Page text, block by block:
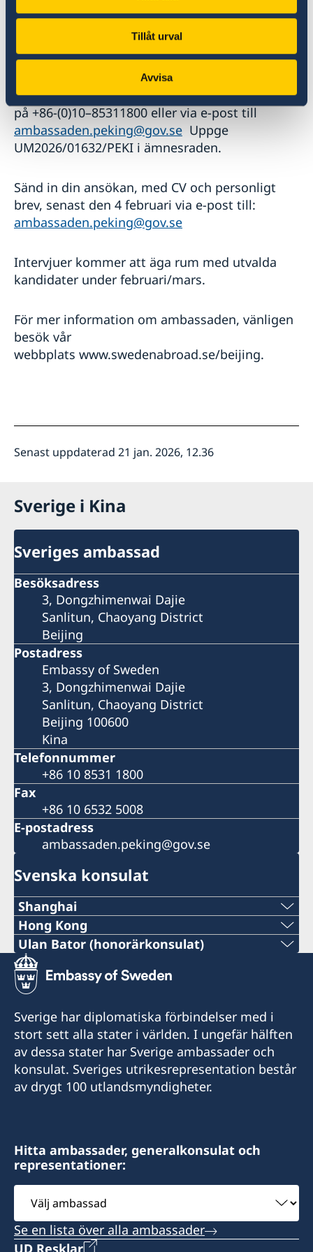
Tillåt urval
Avvisa
Din ansökan
För mer information om tjänsten, vänligen
kontakta Clara Eriksson, teamledare för
migrationssektionen, eller Pauline Hannouche
på +86-(0)10–85311800 eller via e-post till
ambassaden.peking@gov.se Uppge
UM2026/01632/PEKI i ämnesraden.
Sänd in din ansökan, med CV och personligt
brev, senast den 4 februari via e-post till:
ambassaden.peking@gov.se
Intervjuer kommer att äga rum med utvalda
kandidater under februari/mars.
För mer information om ambassaden, vänligen
besök vår
webbplats www.swedenabroad.se/beijing.
Senast uppdaterad 21 jan. 2026, 12.36
Sverige i Kina
Sveriges ambassad
Besöksadress
3, Dongzhimenwai Dajie
Sanlitun, Chaoyang District
Beijing
Postadress
Embassy of Sweden
3, Dongzhimenwai Dajie
Sanlitun, Chaoyang District
Beijing 100600
Kina
Telefonnummer
+86 10 8531 1800
Fax
+86 10 6532 5008
E-postadress
ambassaden.peking@gov.se
Svenska konsulat
Shanghai
Tel:
+86 21 5359 9610
E-post:
generalkonsulat.shanghai@gov.se
Fax:
+86 21 5359 9633
Shanghai
Hong Kong
Tel:
+852 2521 1212
generalkonsulat.hongkong@gov.se
Fax:
+852 2596 0308
Harbour View Centre
56 Gloucester Road
Wanchai, Hong Kong
Vägbeskrivning: MTR till Wanchai station,
utgång A1, gångbro till Gloucester Road.
Ulan Bator (honorärkonsulat)
Tel:
+976-11-313007 / 261
E-post:
mongolia@sweden-consulate.mn
Fax:
Bodi Tower 1201,
Sukhbaatar Square,
Ulan Bator, Mongolia
Måndag till fredag, kl. 09-17
Konsul
Sverige har diplomatiska förbindelser med i
stort sett alla stater i världen. I ungefär hälften
av dessa stater har Sverige ambassader och
konsulat. Sveriges utrikesrepresentation består
av drygt 100 utlandsmyndigheter.
Hitta ambassader, generalkonsulat och
representationer:
Välj
ambassad
Se en lista över alla ambassader
UD Resklar